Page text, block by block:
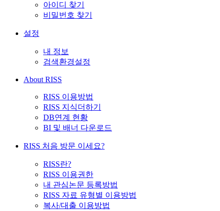
아이디 찾기
비밀번호 찾기
설정
내 정보
검색환경설정
About RISS
RISS 이용방법
RISS 지식더하기
DB연계 현황
BI 및 배너 다운로드
RISS 처음 방문 이세요?
RISS란?
RISS 이용권한
내 관심논문 등록방법
RISS 자료 유형별 이용방법
복사/대출 이용방법